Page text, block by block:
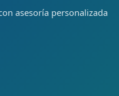
asesoría personalizada